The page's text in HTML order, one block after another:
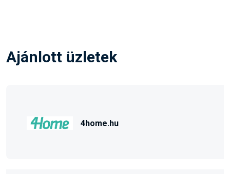
Ajánlott üzletek
4home.hu